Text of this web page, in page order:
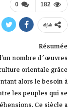
0 182
شارك
Résumée
nombre d´œuvres
orientale grâce
alors le besoin à
les peuples qui se
Ce siècle a